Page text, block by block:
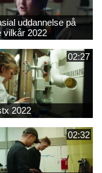
uddannelse på
2022
02:27
2022
02:32